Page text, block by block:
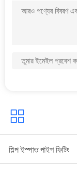
শিল্প ইস্পাত পাইপ ফিটিং